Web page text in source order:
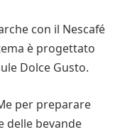
con il Nescafé
è progettato
Dolce Gusto.
per preparare
delle bevande